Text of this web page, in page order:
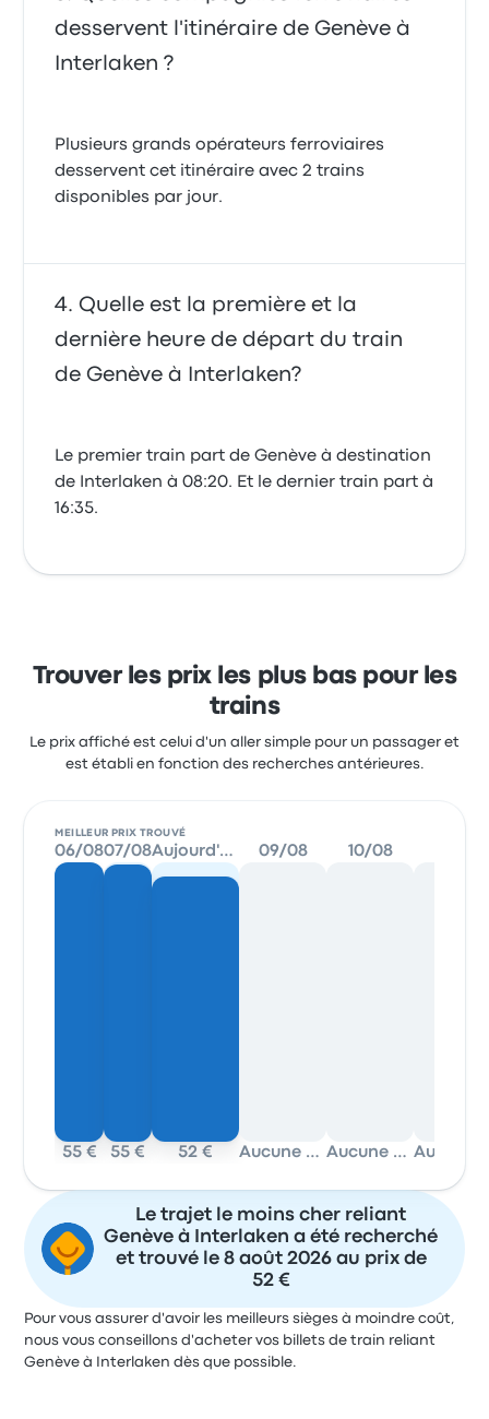
desservent l'itinéraire de Genève à
Interlaken ?
Plusieurs grands opérateurs ferroviaires
desservent cet itinéraire avec 2 trains
disponibles par jour.
Quelle est la première et la
dernière heure de départ du train
de Genève à Interlaken?
Le premier train part de Genève à destination
de Interlaken à 08:20. Et le dernier train part à
16:35.
Trouver les prix les plus bas pour les
trains
Le prix affiché est celui d'un aller simple pour un passager et
est établi en fonction des recherches antérieures.
MEILLEUR PRIX TROUVÉ
06/08
55 €
07/08
55 €
Aujourd'hui
52 €
09/08
Aucune donnée
10/08
Aucune donnée
Le trajet le moins cher reliant
Genève à Interlaken a été recherché
et trouvé le 8 août 2026 au prix de
52 €
Pour vous assurer d'avoir les meilleurs sièges à moindre coût,
nous vous conseillons d'acheter vos billets de train reliant
Genève à Interlaken dès que possible.